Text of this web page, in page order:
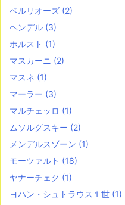
ベルリオーズ (2)
ヘンデル (3)
ホルスト (1)
マスカーニ (2)
マスネ (1)
マーラー (3)
マルチェッロ (1)
ムソルグスキー (2)
メンデルスゾーン (1)
モーツァルト (18)
ヤナーチェク (1)
ヨハン・シュトラウス１世 (1)